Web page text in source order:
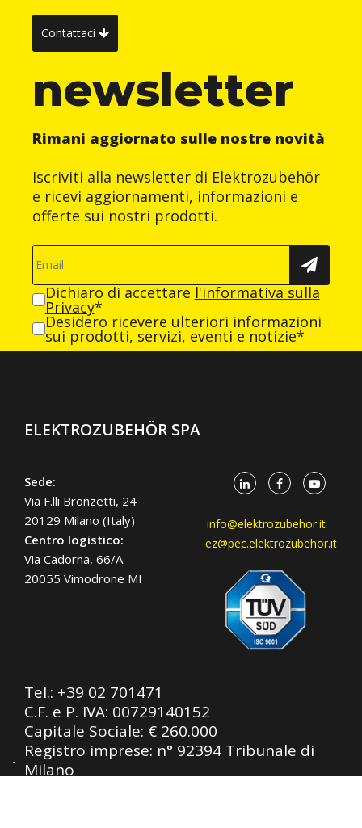
Contattaci
newsletter
Rimani aggiornato sulle nostre novità
Iscriviti alla newsletter di Elektrozubehör
e ricevi aggiornamenti, informazioni e
offerte sui nostri prodotti.
Dichiaro di accettare l'informativa sulla
Privacy*
Desidero ricevere ulteriori informazioni
sui prodotti, servizi, eventi e notizie*
ELEKTROZUBEHÖR SPA
Sede:
Via F.lli Bronzetti, 24
20129 Milano (Italy)
Centro logistico:
Via Cadorna, 66/A
20055 Vimodrone MI
info@elektrozubehor.it
ez@pec.elektrozubehor.it
Tel.: +39 02 701471
C.F. e P. IVA: 00729140152
Capitale Sociale: € 260.000
Registro imprese: n° 92394 Tribunale di
Milano